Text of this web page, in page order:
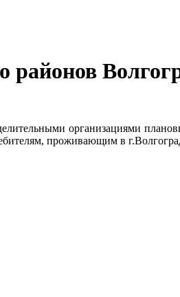
районов
организациями
проживающим в